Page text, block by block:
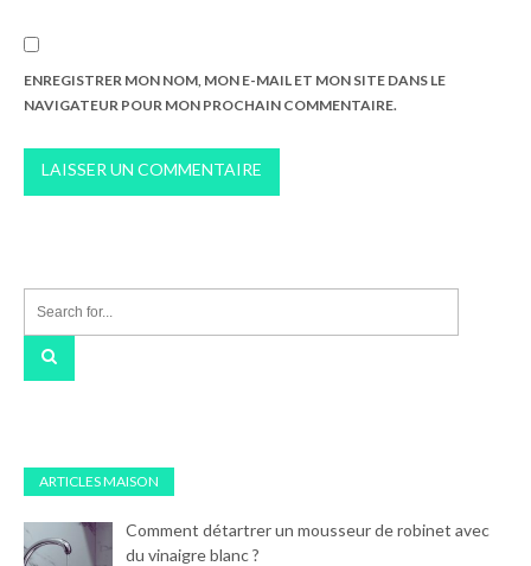
ENREGISTRER MON NOM, MON E-MAIL ET MON SITE DANS LE
NAVIGATEUR POUR MON PROCHAIN COMMENTAIRE.
ARTICLES MAISON
Comment détartrer un mousseur de robinet avec
du vinaigre blanc ?